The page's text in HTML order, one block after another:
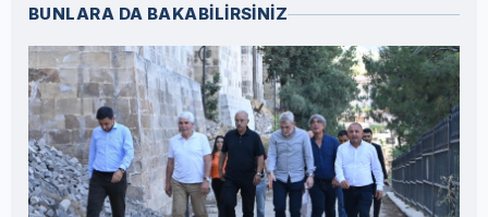
BUNLARA DA BAKABİLİRSİNİZ